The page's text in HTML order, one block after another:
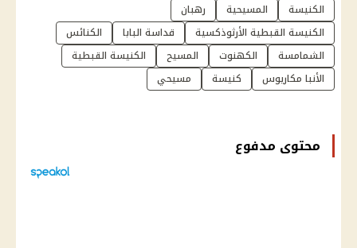
الكنيسة المسيحية
رهبان
الكنيسة القبطية الأرثوذكسية
قداسة البابا
الكنائس
الشمامسة
الكهنوت المسيح
الكنيسة القبطية
الأنبا مكاريوس
كنيسة مسيحي
محتوى مدفوع